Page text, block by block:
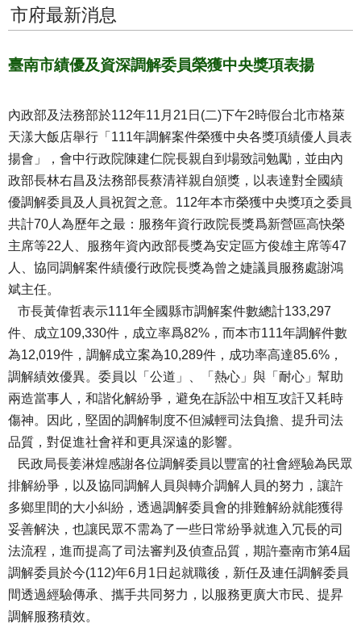
市府最新消息
臺南市績優及資深調解委員榮獲中央獎項表揚
內政部及法務部於112年11月21日(二)下午2時假台北市格萊
天漾大飯店舉行「111年調解案件榮獲中央各獎項績優人員表
揚會」，會中行政院陳建仁院長親自到場致詞勉勵，並由內
政部長林右昌及法務部長蔡清祥親自頒獎，以表達對全國績
優調解委員及人員祝賀之意。112年本市榮獲中央獎項之委員
共計70人為歷年之最：服務年資行政院長獎爲新營區高快榮
主席等22人、服務年資內政部長獎為安定區方俊雄主席等47
人、協同調解案件績優行政院長獎為曾之婕議員服務處謝鴻
斌主任。
市長黃偉哲表示111年全國縣市調解案件數總計133,297
件、成立109,330件，成立率爲82%，而本市111年調解件數
為12,019件，調解成立案為10,289件，成功率高達85.6%，
調解績效優異。委員以「公道」、「熱心」與「耐心」幫助
兩造當事人，和諧化解紛爭，避免在訴訟中相互攻訐又耗時
傷神。因此，堅固的調解制度不但減輕司法負擔、提升司法
品質，對促進社會祥和更具深遠的影響。
民政局長姜淋煌感謝各位調解委員以豐富的社會經驗為民眾
排解紛爭，以及協同調解人員與轉介調解人員的努力，讓許
多鄉里間的大小糾紛，透過調解委員會的排難解紛就能獲得
妥善解決，也讓民眾不需為了一些日常紛爭就進入冗長的司
法流程，進而提高了司法審判及偵查品質，期許臺南市第4屆
調解委員於今(112)年6月1日起就職後，新任及連任調解委員
間透過經驗傳承、攜手共同努力，以服務更廣大市民、提昇
調解服務積效。